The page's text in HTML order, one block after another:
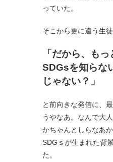
っていた。
そこから更に違う生
「だから、も
SDGsを知らな
じゃない？」
と前向きな発信に、
うやなあ。なんで大
かちゃんとしらなあ
SDGｓが生まれた背
た。